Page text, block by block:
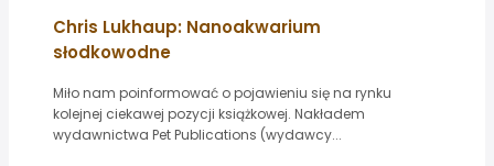
Chris Lukhaup: Nanoakwarium
słodkowodne
Miło nam poinformować o pojawieniu się na rynku
kolejnej ciekawej pozycji książkowej. Nakładem
wydawnictwa Pet Publications (wydawcy...